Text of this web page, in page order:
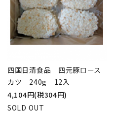
四国日清食品 四元豚ロース
カツ 240g 12入
4,104円(税304円)
SOLD OUT